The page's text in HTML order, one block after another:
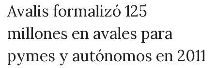
Avalis formalizó 125
millones en avales para
pymes y autónomos en 2011